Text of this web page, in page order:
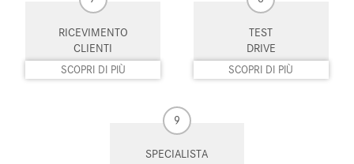
Tetto panorama
Trazione integrale
Vetri oscurati
Volante multifunzione
RICEVIMENTO
CLIENTI
SCOPRI DI PIÙ
TEST
DRIVE
SCOPRI DI PIÙ
9
SPECIALISTA